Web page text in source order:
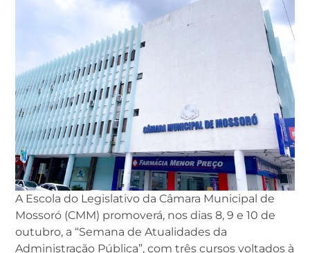
A Escola do Legislativo da Câmara Municipal de
Mossoró (CMM) promoverá, nos dias 8, 9 e 10 de
outubro, a “Semana de Atualidades da
Administração Pública”, com três cursos voltados à